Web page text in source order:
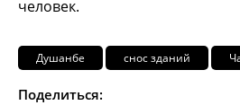
человек.
Душанбе снос зданий
Поделиться: